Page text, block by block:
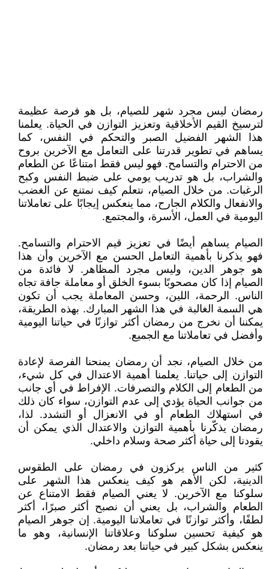
رمضان ليس مجرد شهر للصيام، بل هو فرصة عظيمة
لترسيخ القيم الأخلاقية وتعزيز التوازن في الحياة. يعلمنا
هذا الشهر الفضيل الصبر والتحكم في النفس، كما
يساهم في تطوير قدرتنا على التعامل مع الآخرين بروح
من الاحترام والتسامح. فهو ليس فقط امتناعًا عن الطعام
والشراب، بل هو تدريب يومي على ضبط النفس وكبح
الرغبات. من خلال الصيام، نتعلم كيف نمتنع عن الغضب
والانفعال والكلام الجارح، مما ينعكس إيجابًا على تعاملاتنا
اليومية في العمل، الأسرة، والمجتمع.
الصيام يساهم أيضًا في تعزيز قيم الاحترام والتسامح.
فهو يذكرنا بأهمية التعامل الحسن مع الآخرين وأن هذا
هو جوهر الدين، وليس مجرد المظاهر. لا فائدة من
الصيام إذا كان مصحوبًا بسوء الخلق أو معاملة جافة تجاه
الناس. الرحمة، اللين، وحسن المعاملة يجب أن تكون
هي السمة الغالبة في هذا الشهر المبارك. بهذه الطريقة،
يمكننا أن نخرج من رمضان أكثر توازنًا في حياتنا اليومية
وأفضل في تعاملاتنا مع الجميع.
من خلال الصيام، نجد أن رمضان يمنحنا الفرصة لإعادة
التوازن إلى حياتنا. يعلمنا أهمية الاعتدال في كل شيء،
من الطعام إلى الكلام والتصرفات. الإفراط في أي جانب
من جوانب الحياة يؤدي إلى عدم التوازن، سواء كان ذلك
في استهلاك الطعام أو في الانعزال أو التشدد. لذا،
رمضان يذكّرنا بأهمية التوازن والاعتدال الذي يمكن أن
يقودنا إلى حياة أكثر صحة وسلام داخلي.
كثير من الناس يركزون في رمضان على الطقوس
الدينية، لكن الأهم هو كيف ينعكس هذا الشهر على
سلوكنا مع الآخرين. لا يعني الصيام فقط الامتناع عن
الطعام والشراب، بل يعني أن نصبح أكثر صبرًا، أكثر
لطفًا، وأكثر توازنًا في تعاملاتنا اليومية. إن جوهر الصيام
هو كيفية تحسين سلوكنا وعلاقاتنا الإنسانية، وهو ما
ينعكس بشكل كبير في حياتنا بعد رمضان.